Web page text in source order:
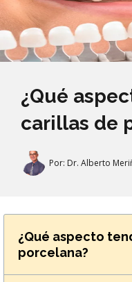
¿Qué
carillas de
Por: Dr. Alberto
¿Qué aspecto
porcelana?